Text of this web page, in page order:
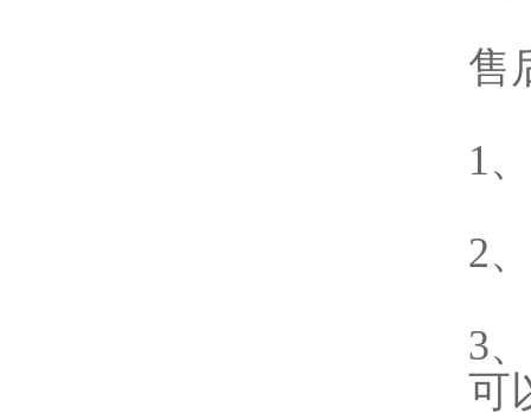
售
1
2
3
可